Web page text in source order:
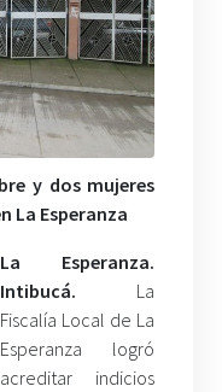
y dos mujeres
La Esperanza
La Esperanza.
Intibucá. La
Fiscalía Local de La
Esperanza logró
acreditar indicios